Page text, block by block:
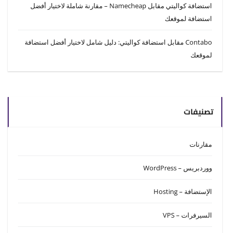
استضافة كواليتي مقابل Namecheap – مقارنة شاملة لاختيار أفضل
استضافة لموقعك
Contabo مقابل استضافة كواليتي: دليل شامل لاختيار أفضل استضافة
لموقعك
تصنيفات
مقارنات
ووردبريس – WordPress
الإستضافة – Hosting
السيرفرات – VPS